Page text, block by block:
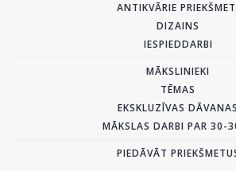
ANTIKVĀRIE
DIZAINS
IESPIEDDARBI
MĀKSLINIEKI
TĒMAS
EKSKLUZĪVAS DĀVANAS
MĀKSLAS DARBI PAR 30-
PIEDĀVĀT